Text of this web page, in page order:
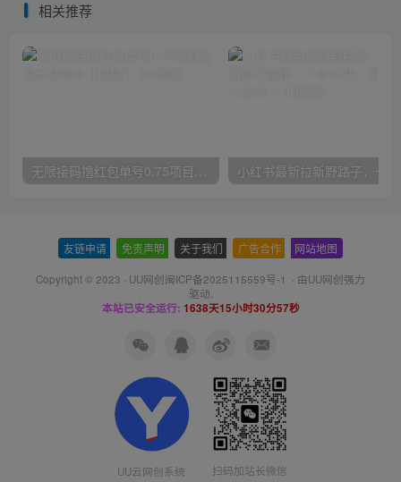
相关推荐
无限接码撸红包单号0.75项目无偿分享给你【揭秘】
友链申请 免责声明 关于我们 广告合作 网站地图
Copyright © 2023 · UU网创闽ICP备2025115559号-1 · 由UU网创强力
驱动.
本站已安全运行: 1638天15小时30分58秒
UU云网创系统
扫码加站长微信